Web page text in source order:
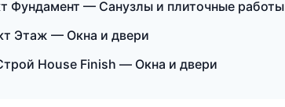
Фундамент — Санузлы и плиточные работы
Этаж — Окна и двери
House Finish — Окна и двери